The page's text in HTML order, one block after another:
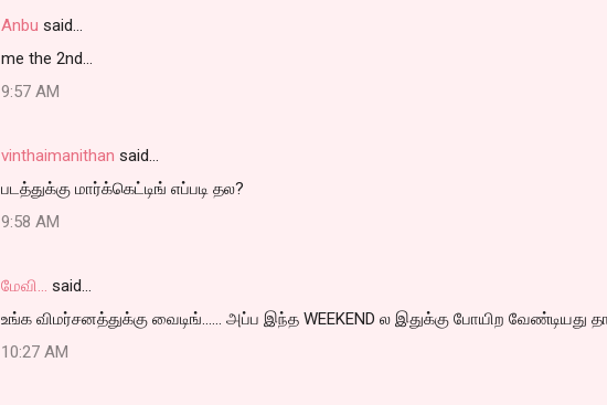
Anbu said…
me the 2nd...
9:57 AM
vinthaimanithan said…
படத்துக்கு மார்க்கெட்டிங் எப்படி தல?
9:58 AM
மேவி... said…
உங்க விமர்சனத்துக்கு வைடிங்...... அப்ப இந்த WEEKEND ல இதுக்கு போயிற வேண்டியது
10:27 AM